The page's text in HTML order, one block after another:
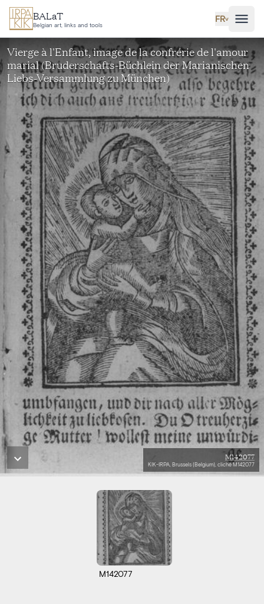
Aller au contenu principal
BALaT
Belgian art, links and tools
FR˅
Vierge à l'Enfant, image de la confrérie de l'amour
marial (Bruderschafts-Büchlein der Marianischen
Liebs-Versammlung zu München)
M142077
KIK-IRPA, Brussels (Belgium), cliché M142077
M142077